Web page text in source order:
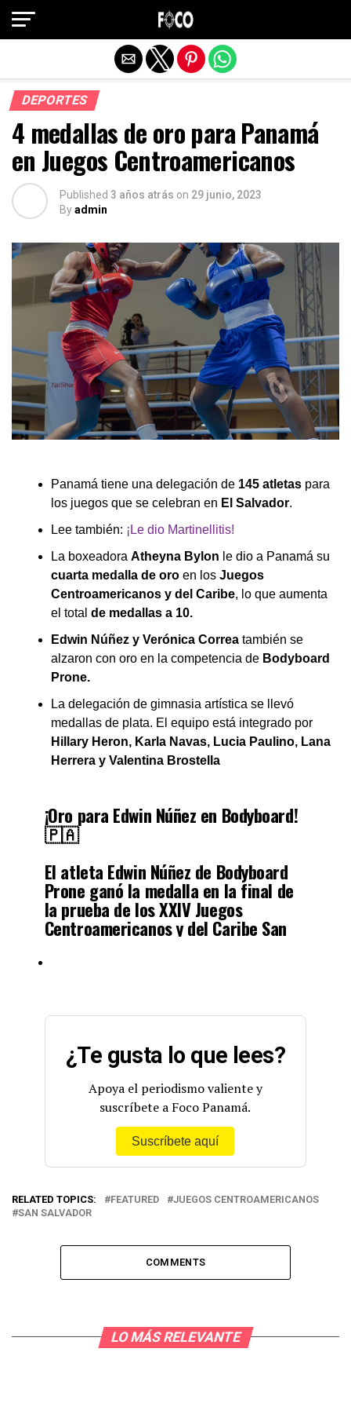
DEPORTES
4 medallas de oro para Panamá
en Juegos Centroamericanos
Published 3 años atrás on 29 junio, 2023
Byadmin
Panamá tiene una delegación de 145 atletas para
los juegos que se celebran en El Salvador.
Lee también: ¡Le dio Martinellitis!
La boxeadora Atheyna Bylon le dio a Panamá su
cuarta medalla de oro en los Juegos
Centroamericanos y del Caribe, lo que aumenta
el total de medallas a 10.
Edwin Núñez y Verónica Correa también se
alzaron con oro en la competencia de Bodyboard
Prone.
La delegación de gimnasia artística se llevó
medallas de plata. El equipo está integrado por
Hillary Heron, Karla Navas, Lucia Paulino, Lana
Herrera y Valentina Brostella
¡Oro para Edwin Núñez en Bodyboard!
🇵🇦
El atleta Edwin Núñez de Bodyboard
Prone ganó la medalla en la final de
la prueba de los XXIV Juegos
Centroamericanos y del Caribe San
pic.twitter.com/C8TKKGCBDy
— Comité Olímpico PAN (@COlimpicoPanama)June 28,
¿Te gusta lo que lees?
Apoya el periodismo valiente y
suscríbete a Foco Panamá.
Suscríbete aquí
RELATED TOPICS: FEATURED
JUEGOS CENTROAMERICANOS
SAN SALVADOR
COMMENTS
LO MÁS RELEVANTE
Salir de la versión móvil